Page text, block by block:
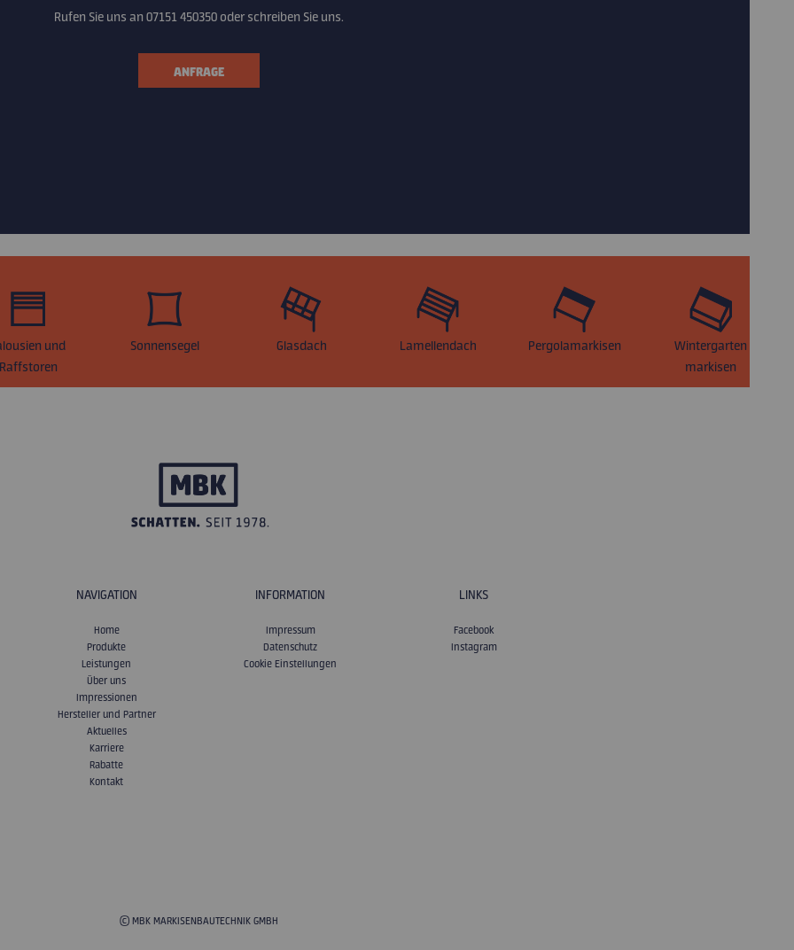
Rufen Sie uns an 07151 450350 oder schreiben Sie uns.
ANFRAGE
und
Raffstoren
Sonnensegel Glasdach Lamellendach Pergolamarkisen
Wintergarten
markisen
NAVIGATION
Home
Produkte
Leistungen
Über uns
Impressionen
Hersteller und Partner
Aktuelles
Karriere
Rabatte
Kontakt
INFORMATION
Impressum
Datenschutz
Cookie Einstellungen
LINKS
Facebook
Instagram
© MBK MARKISENBAUTECHNIK GMBH